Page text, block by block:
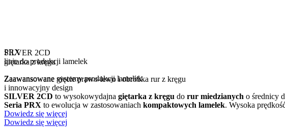
PRX
linie do produkcji lamelek
Zaawansowane systemy produkcji lamelek
i innowacyjny design
Seria PRX to ewolucja w zastosowaniach kompaktowych lamelek. Wysoka
Dowiedz się więcej
SILVER 2CD
giętarka z kręgu
Zaawansowane gięcie prawo-lewo i obróbka rur z kręgu
SILVER 2CD to wysokowydajna giętarka z kręgu do rur miedzianych o średnicy
Dowiedz się więcej